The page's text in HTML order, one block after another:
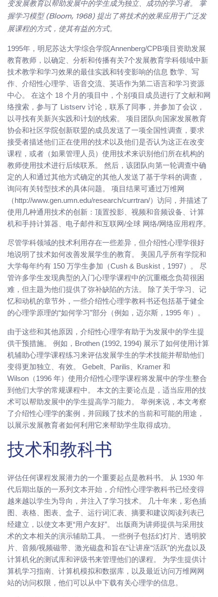
变发展教育以帮助发展中的学生成为独立、成功的学习者。 掌
握学习模型 (Bloom, 1968) 提出了将技术的效果应用于广泛发
展课程的方式，使其有益的方式。
1995年，明尼苏达大学综合学院Annenberg/CPB项目资助发展
教育教师，以确定、分析和传播有关7个发展教育学科领域中新
技术教学和学习效果的最佳实践和转变影响的信息 数学、写
作、介绍性心理学、语音交流、英语作为第二语言和学习资源
中心。 在这个 18 个月的项目中，个别项目成员进行了文献和网
络搜索，参与了 Listserv 讨论，联系了同事，并参加了会议，
以寻找有关新兴实践和计划的线索。 项目团队向国家发展教育
协会和社区学院创新联盟的成员发送了一项全国性调查，要求
接受者描述他们正在使用的技术以及他们是否认为这正在改变
课程，或者（如果管理人员）使用技术来识别他们所在机构的
教师使用技术进行后续联系。 然后，该团队向第一轮调查中确
定的人和通过其他方式确定的其他人发送了基于学科的调查，
询问有关转型技术的具体问题。 项目结果可通过万维网
（http://www.gen.umn.edu/research/currtran/）访问，并描述了
使用几种通用技术的创新：顶置投影、视频和音频设备、计算
机和手持计算器、电子邮件和互联网/全球 网络/网络应用程序。
尽管学科领域的技术利用存在一些差异，但介绍性心理学很好
地说明了技术如何改善发展学生的教育。 美国几乎所有学院和
大学每年约有 150 万学生参加（Cush & Buskist，1997）。 尽
管许多学生发现典型的入门心理学课程中的沉重概念负荷很困
难，但主题为他们提供了弥补缺陷的方法。 除了关于学习、记
忆和动机的章节外，一些介绍性心理学教科书还包括基于健全
的心理学原理的“如何学习”部分（例如，迈尔斯，1995 年）。
由于这些和其他原因，介绍性心理学有助于为发展中的学生提
供干预措施。 例如，Brothen (1992, 1994) 展示了如何使用计算
机辅助心理学课程练习来评估发展学生的学术技能并帮助他们
变得更加独立、有效。 Gebelt、Parilis、Kramer 和
Wilson（1996 年）使用介绍性心理学课程将发展中的学生整合
到他们大学的常规课程中。 本文的主要论点是，适当应用的技
术可以帮助发展中的学生提高学习能力。 举例来说，本文考察
了介绍性心理学的案例，并回顾了技术的当前和可能的用途，
以展示发展教育者如何利用它来帮助学生取得成功。
技术和教科书
评估任何课程发展潜力的一个重要起点是教科书。 从 1930 年
代后期出版的一系列文本开始，介绍性心理学教科书已经变得
越来越以学生为导向，并注入了学习技术。 几十年来，彩色插
图、表格、图表、盒子、运行词汇表、摘要和建议阅读列表已
经建立，以使文本更“用户友好”。 出版商为讲师提供与采用技
术的文本相关的演示辅助工具。 一些例子包括幻灯片、透明胶
片、音频/视频磁带、激光磁盘和旨在“让讲座“活跃”的光盘以及
计算机化的测试库和评级书来管理他们的课程。 为学生提供计
算机学习指南、计算机模拟和数据库，以及最近访问万维网网
站的访问权限，他们可以从中下载有关心理学的信息。